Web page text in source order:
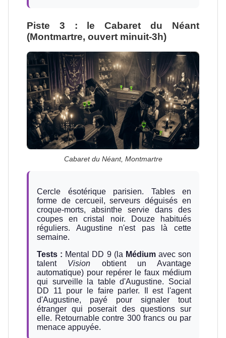
Piste 3 : le Cabaret du Néant
(Montmartre, ouvert minuit-3h)
Cabaret du Néant, Montmartre
Cercle ésotérique parisien. Tables en
forme de cercueil, serveurs déguisés en
croque-morts, absinthe servie dans des
coupes en cristal noir. Douze habitués
réguliers. Augustine n'est pas là cette
semaine.
Tests : Mental DD 9 (la Médiumavec son
talent Vision obtient un Avantage
automatique) pour repérer le faux médium
qui surveille la table d'Augustine. Social
DD 11 pour le faire parler. Il est l'agent
d'Augustine, payé pour signaler tout
étranger qui poserait des questions sur
elle. Retournable contre 300 francs ou par
menace appuyée.